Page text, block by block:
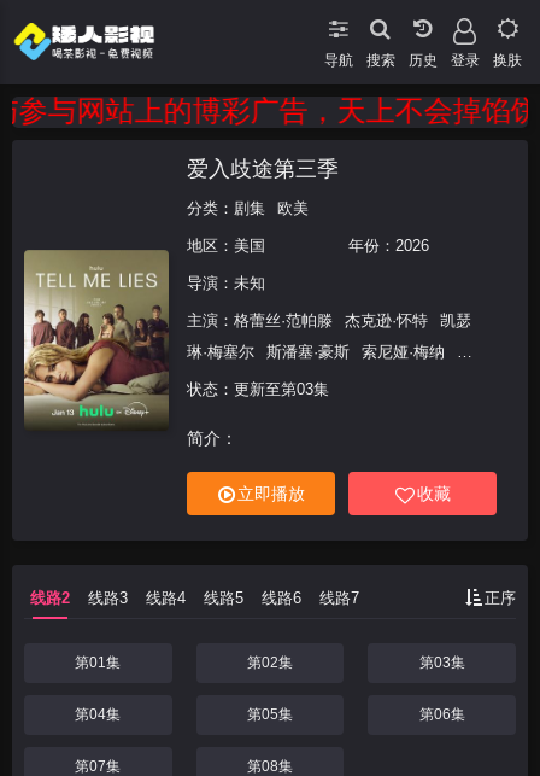
导航 搜索 登录 换肤
与网站上的博彩广告，天上不会掉馅
爱入歧途第三季
分类： 剧集 欧美
地区： 美国 年份： 2026
导演：未知
主演： 格蕾丝·范帕滕 杰克逊·怀特
凯瑟
琳·梅塞尔
斯潘塞·豪斯 索尼娅·梅纳
布
兰登·库克
Alicia Crowder
茵兹
状态：更新至第03集
简介：
立即播放 收藏
线路2 线路3 线路4 线路5 线路6 线路7 正序
第01集 第02集 第03集
第04集 第05集 第06集
第07集 第08集